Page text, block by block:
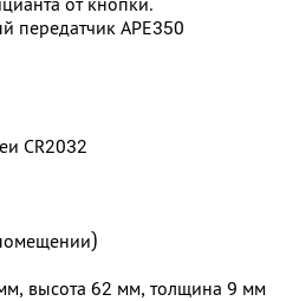
передатчик APE350
CR2032
высота 62 мм, толщина 9 мм